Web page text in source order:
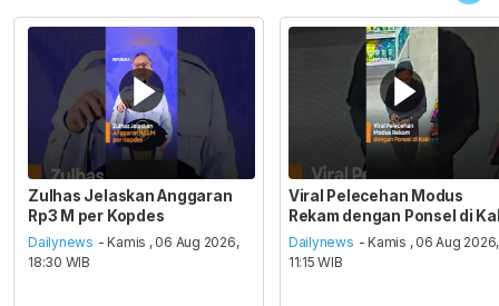
Zulhas Jelaskan Anggaran
Rp3 M per Kopdes
Dailynews - Kamis , 06 Aug 2026,
18:30 WIB
Viral Pelecehan Modus
Rekam dengan Ponsel di
Dailynews - Kamis , 06 Aug 2026,
11:15 WIB